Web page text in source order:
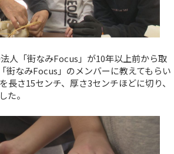
人「街なみFocus」が10年以上前から取
街なみFocus」のメンバーに教えてもらい
長さ15センチ、厚さ3センチほどに切り、
た。